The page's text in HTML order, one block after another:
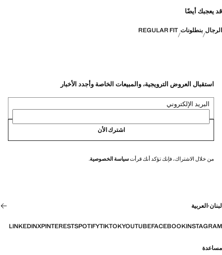
قد يعجبك أيضًا
الرجال بنطلونات REGULAR FIT
استقبال العروض الترويجية، والمبيعات الخاصة وأجدد الأخبار
البريد الإلكتروني
اشترك الأن
من خلال الاشتراك، فإنك تؤكد أنك قرأتسياسة الخصوصية.
لبنان·العربية
INSTAGRAM
FACEBOOK
YOUTUBE
TIKTOK
SPOTIFY
PINTEREST
X
LINKEDIN
مساعدة